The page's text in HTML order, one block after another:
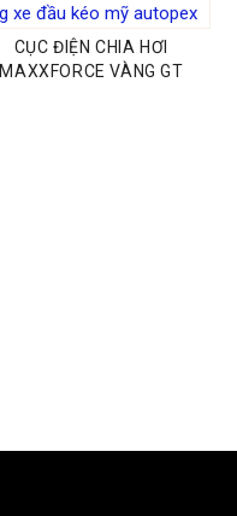
CỤC ĐIỆN CHIA HƠI
MAXXFORCE VÀNG GT